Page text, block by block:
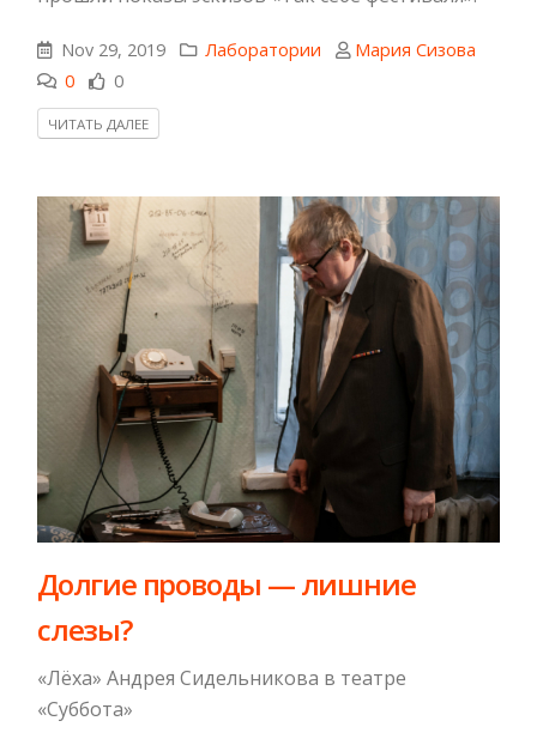
Nov 29, 2019 Лаборатории
Мария Сизова
0
0
ЧИТАТЬ ДАЛЕЕ
Долгие проводы — лишние
слезы?
«Лёха» Андрея Сидельникова в театре
«Суббота»